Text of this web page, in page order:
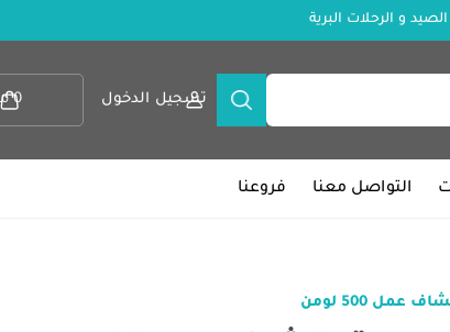
تسجيل الدخول 0
التواصل معنا فروعنا
عمل 500 لومن